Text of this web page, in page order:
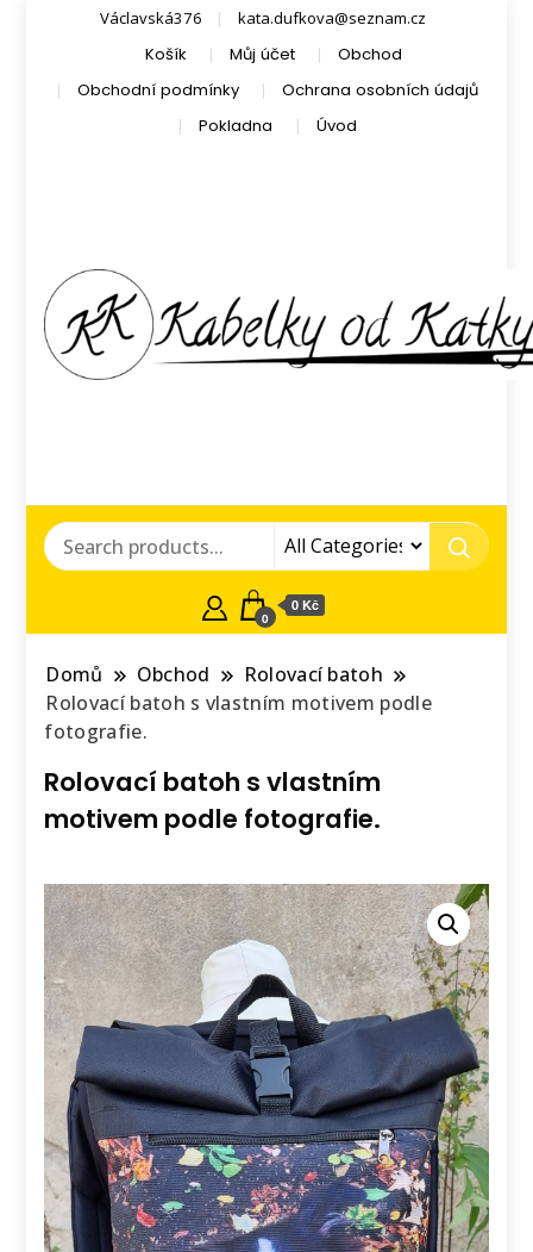
Václavská376 kata.dufkova@seznam.cz
Košík Můj účet
Obchod
Obchodní podmínky
Ochrana osobních údajů
Pokladna
Úvod
0
0 Kč
Domů Obchod
Rolovací batoh
Rolovací batoh s vlastním motivem podle
fotografie.
Rolovací batoh s vlastním
motivem podle fotografie.